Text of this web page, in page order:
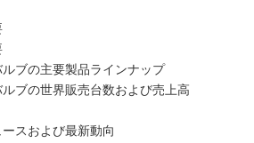
ブの主要製品ラインナップ
ブの世界販売台数および売上高
スおよび最新動向